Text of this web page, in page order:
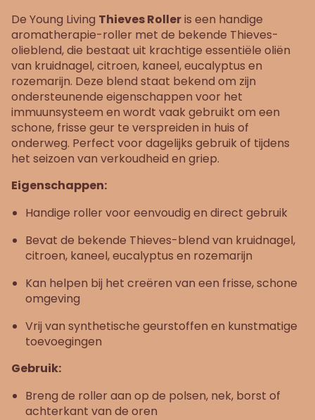
De Young Living Thieves Rolleris een handige
aromatherapie-roller met de bekende Thieves-
olieblend, die bestaat uit krachtige essentiële oliën
van kruidnagel, citroen, kaneel, eucalyptus en
rozemarijn. Deze blend staat bekend om zijn
ondersteunende eigenschappen voor het
immuunsysteem en wordt vaak gebruikt om een
schone, frisse geur te verspreiden in huis of
onderweg. Perfect voor dagelijks gebruik of tijdens
het seizoen van verkoudheid en griep.
Eigenschappen:
Handige roller voor eenvoudig en direct gebruik
Bevat de bekende Thieves-blend van kruidnagel,
citroen, kaneel, eucalyptus en rozemarijn
Kan helpen bij het creëren van een frisse, schone
omgeving
Vrij van synthetische geurstoffen en kunstmatige
toevoegingen
Gebruik:
Breng de roller aan op de polsen, nek, borst of
achterkant van de oren